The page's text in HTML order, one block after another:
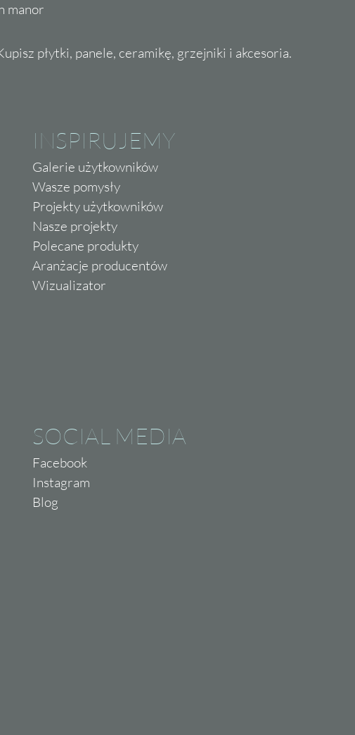
manor
płytki, panele, ceramikę, grzejniki i akcesoria.
INSPIRUJEMY
Galerie użytkowników
Wasze pomysły
Projekty użytkowników
Nasze projekty
Polecane produkty
Aranżacje producentów
Wizualizator
SOCIAL MEDIA
Facebook
Instagram
Blog